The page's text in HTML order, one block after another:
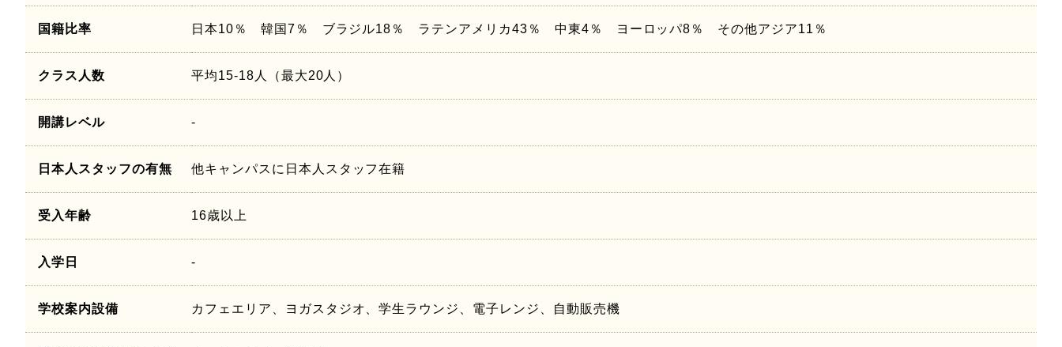
国籍比率 日本10％ 韓国7％ ブラジル18％ ラテンアメリカ43％ 中東4％ ヨーロッパ8％ その他アジア11％
クラス人数 平均15-18人（最大20人）
開講レベル -
日本人スタッフの有無 他キャンパスに日本人スタッフ在籍
受入年齢 16歳以上
入学日 -
学校案内設備 カフェエリア、ヨガスタジオ、学生ラウンジ、電子レンジ、自動販売機